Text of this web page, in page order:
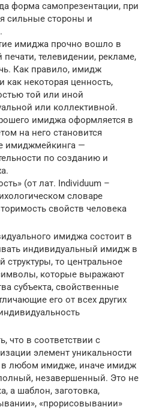
форма самопрезентации, при
сильные стороны и
имиджа прочно вошло в
телевидении, рекламе,
Как правило, имидж
некоторая ценность,
той или иной
или коллективной.
имиджа оформляется в
на него становится
имиджмейкинга —
по созданию и
(от лат. Individuum –
словаре
свойств человека
имиджа состоит в
индивидуальный имидж в
структуры, то центральное
которые выражают
субъекта, свойственные
его от всех других
что в соответствии с
элемент уникальности
в любом имидже, иначе имидж
незавершенный. Это не
а шаблон, заготовка,
«прорисовывании»